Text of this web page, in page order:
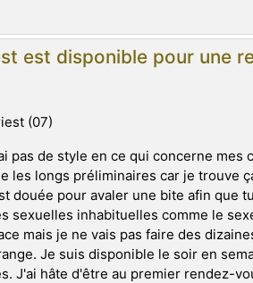
est disponible pour une
(07)
pas de style en ce qui concerne mes
les longs préliminaires car je trouve
douée pour avaler une bite afin que
sexuelles inhabituelles comme le
mais je ne vais pas faire des
Je suis disponible le soir en
J'ai hâte d'être au premier rendez-